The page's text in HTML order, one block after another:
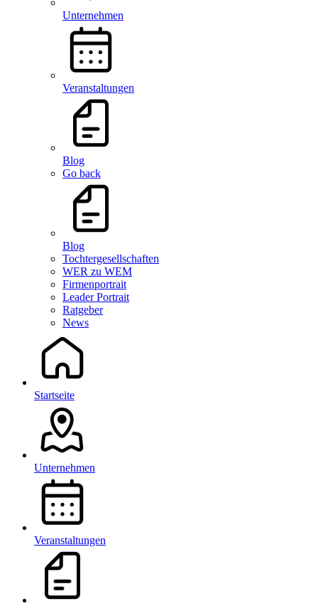
Unternehmen
Veranstaltungen
Blog
Go back
Blog
Tochtergesellschaften
WER zu WEM
Firmenportrait
Leader Portrait
Ratgeber
News
Startseite
Unternehmen
Veranstaltungen